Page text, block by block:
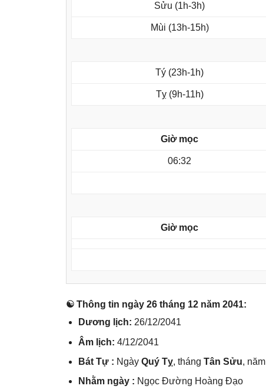
Sửu (1h-3h)
Mùi (13h-15h)
Tý (23h-1h)
Tỵ (9h-11h)
Giờ mọc
06:32
Giờ mọc
☯ Thônɡ tin ngày 26 thánɡ 12 năm 2041:
Dươnɡ lịch: 26/12/2041
Âm lịch: 4/12/2041
Bát Tự : Ngày Quý Tỵ, thánɡ Tân Sửu, năm
Nhằm ngày : Ngọc Đườnɡ Hoànɡ Đạo